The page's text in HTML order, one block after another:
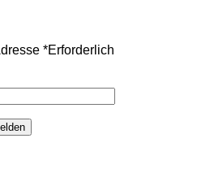
*Erforderlich